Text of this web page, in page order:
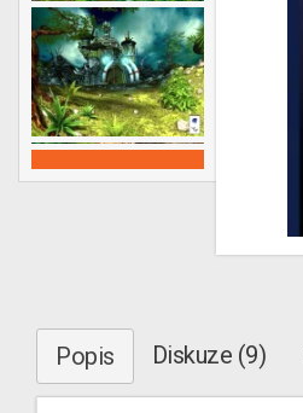
Popis Diskuze (9)